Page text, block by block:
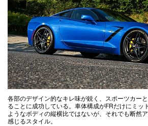
各部のデザイン的なキレ味が鋭く、スポーツカー
ることに成功している。車体構成がFRだけにミッ
ようなボディの縦横比ではないが、それでも断然
感じるスタイル。